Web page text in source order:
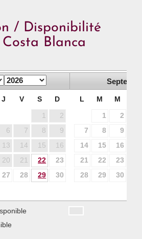
/ Disponibilité
Blanca
J V S D
1
2
6 7 8
9
13 14 15
16
20 21 22
23
27 28 29
30
L M M
1 2
7
8 9
14
15 16
21
22 23
28
29 30